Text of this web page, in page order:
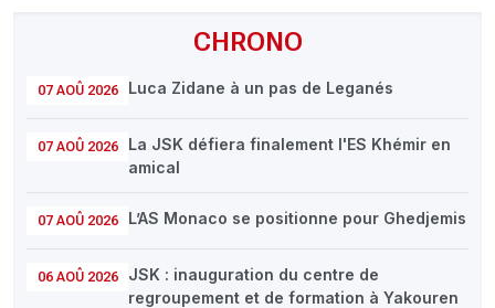
CHRONO
07 AOÛ 2026 Luca Zidane à un pas de Leganés
07 AOÛ 2026
La JSK défiera finalement l'ES Khémir en
amical
07 AOÛ 2026 L’AS Monaco se positionne pour Ghedjemis
06 AOÛ 2026
JSK : inauguration du centre de
regroupement et de formation à Yakouren